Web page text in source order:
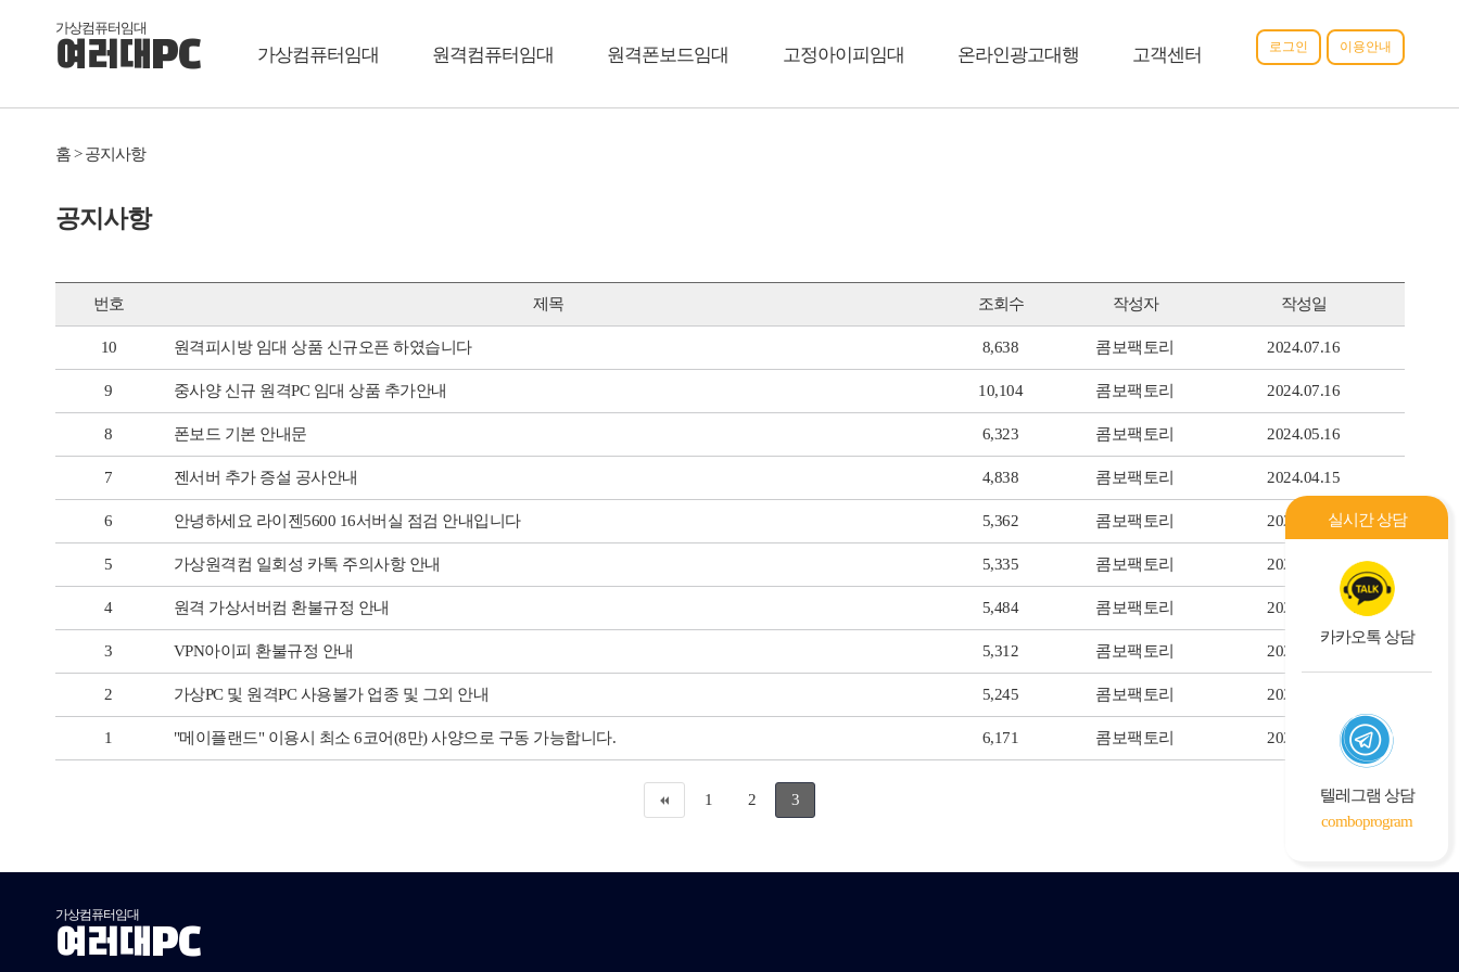
가상컴퓨터임대
여러대PC 이용안내
로그인
가상컴퓨터임대 원격컴퓨터임대 원격폰보드임대 고정아이피임대 온라인광고대행 고객센터
홈 > 공지사항
공지사항
번호 제목 조회수 작성자 작성일
10 원격피시방 임대 상품 신규오픈 하였습니다 8,638 콤보팩토리 2024.07.16
9 중사양 신규 원격PC 임대 상품 추가안내 10,104 콤보팩토리 2024.07.16
8 폰보드 기본 안내문 6,323 콤보팩토리 2024.05.16
7 젠서버 추가 증설 공사안내 4,838 콤보팩토리 2024.04.15
6 안녕하세요 라이젠5600 16서버실 점검 안내입니다 5,362 콤보팩토리 2024.03.06
5 가상원격컴 일회성 카톡 주의사항 안내 5,335 콤보팩토리 2024.02.28
4 원격 가상서버컴 환불규정 안내 5,484 콤보팩토리 2024.02.28
3 VPN아이피 환불규정 안내 5,312 콤보팩토리 2024.02.28
2 가상PC 및 원격PC 사용불가 업종 및 그외 안내 5,245 콤보팩토리 2024.02.28
1 "메이플랜드" 이용시 최소 6코어(8만) 사양으로 구동 가능합니다. 6,171 콤보팩토리 2024.02.20
1 2 3
가상컴퓨터임대
여러대PC
실시간 상담
카카오톡 상담
텔레그램 상담
comboprogram